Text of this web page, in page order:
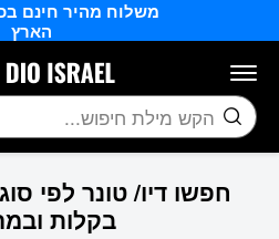
משלוח מהיר חינם
הארץ
חיפוש
חפשו דיו/ טונר לפי
בקלות